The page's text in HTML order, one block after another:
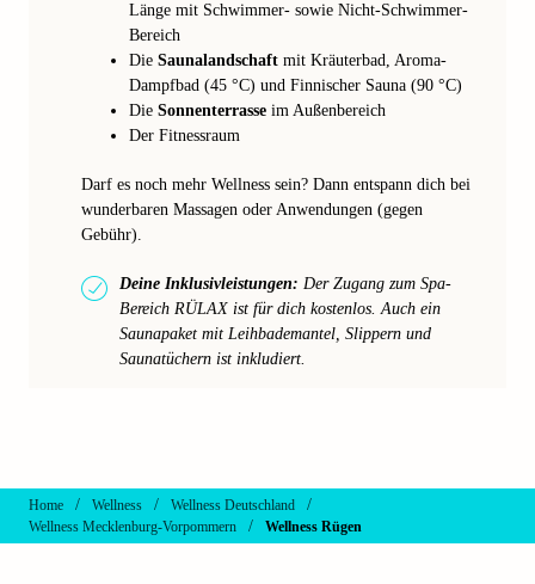
Länge mit Schwimmer- sowie Nicht-Schwimmer-
Bereich
Die Saunalandschaft mit Kräuterbad, Aroma-
Dampfbad (45 °C) und Finnischer Sauna (90 °C)
Die Sonnenterrasse im Außenbereich
Der Fitnessraum
Darf es noch mehr Wellness sein? Dann entspann dich bei
wunderbaren Massagen oder Anwendungen (gegen
Gebühr).
Deine Inklusivleistungen: Der Zugang zum Spa-
Bereich RÜLAX ist für dich kostenlos. Auch ein
Saunapaket mit Leihbademantel, Slippern und
Saunatüchern ist inkludiert.
Home / Wellness / Wellness Deutschland /
Wellness Mecklenburg-Vorpommern / Wellness Rügen